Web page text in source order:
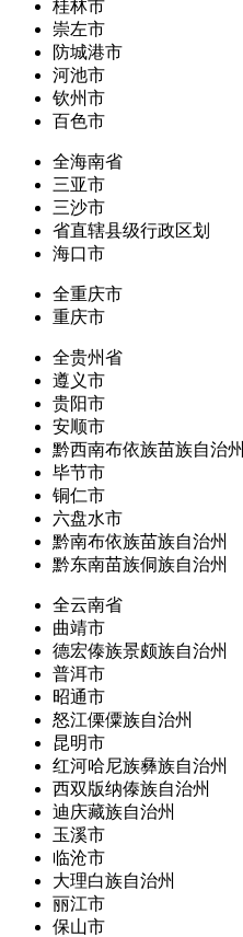
桂林市
崇左市
防城港市
河池市
钦州市
百色市
全海南省
三亚市
三沙市
省直辖县级行政区划
海口市
全重庆市
重庆市
全贵州省
遵义市
贵阳市
安顺市
黔西南布依族苗族自治州
毕节市
铜仁市
六盘水市
黔南布依族苗族自治州
黔东南苗族侗族自治州
全云南省
曲靖市
德宏傣族景颇族自治州
普洱市
昭通市
怒江傈僳族自治州
昆明市
红河哈尼族彝族自治州
西双版纳傣族自治州
迪庆藏族自治州
玉溪市
临沧市
大理白族自治州
丽江市
保山市